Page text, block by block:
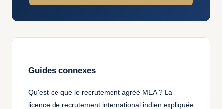
Guides connexes
Qu'est-ce que le recrutement agréé MEA ? La
licence de recrutement international indien expliquée